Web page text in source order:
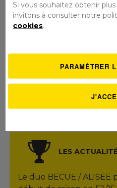
Si vous souhaitez obtenir
invitons à consulter notre
cookies.
PARAMÉTRER
LES
Le duo BECUE /